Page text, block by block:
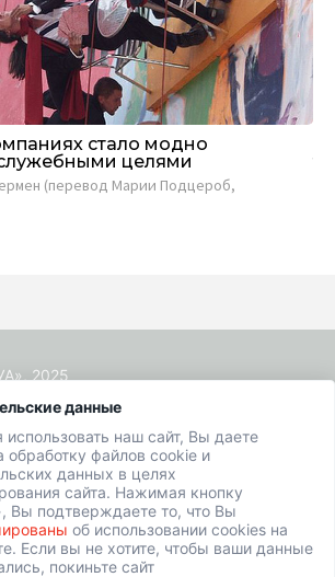
стало модно
служебными целями
(перевод Марии Подцероб,
данные
наш сайт, Вы даете
обработку файлов cookie и
данных в целях
сайта. Нажимая кнопку
Вы подтверждаете то, что Вы
об использовании cookies на
Если вы не хотите, чтобы ваши данные
покиньте сайт
2025